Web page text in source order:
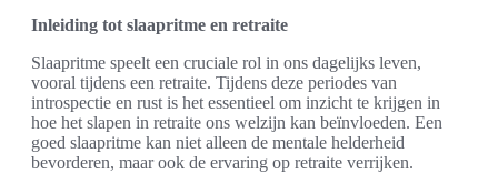
Inleiding tot slaapritme en retraite
Slaapritme speelt een cruciale rol in ons dagelijks leven,
vooral tijdens een retraite. Tijdens deze periodes van
introspectie en rust is het essentieel om inzicht te krijgen in
hoe het slapen in retraite ons welzijn kan beïnvloeden. Een
goed slaapritme kan niet alleen de mentale helderheid
bevorderen, maar ook de ervaring op retraite verrijken.